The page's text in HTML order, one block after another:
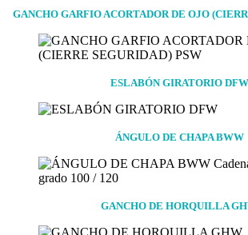
GANCHO GARFIO ACORTADOR DE OJO
ESLABÓN GIRATORIO DFW
ÁNGULO DE CHAPA BWW
GANCHO DE HORQUILLA